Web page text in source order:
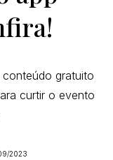
gratuito
curtir o evento
2023